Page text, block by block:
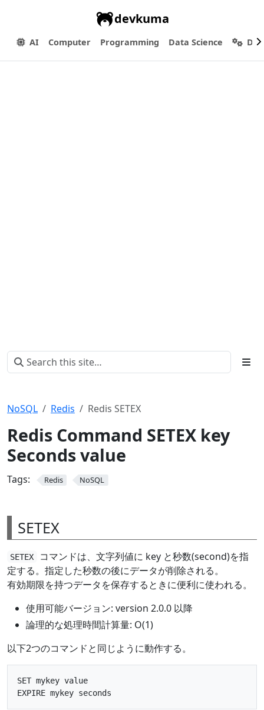
devkuma
AI Computer Programming Data Science
NoSQL Redis Redis SETEX
Redis Command SETEX key
Seconds value
Tags: Redis NoSQL
SETEX
SETEX
コマンドは、文字列値に key と秒数(second)を指
定する。指定した秒数の後にデータが削除される。
有効期限を持つデータを保存するときに便利に使われる。
使用可能バージョン: version 2.0.0 以降
論理的な処理時間計算量: O(1)
以下2つのコマンドと同じように動作する。
SET mykey value